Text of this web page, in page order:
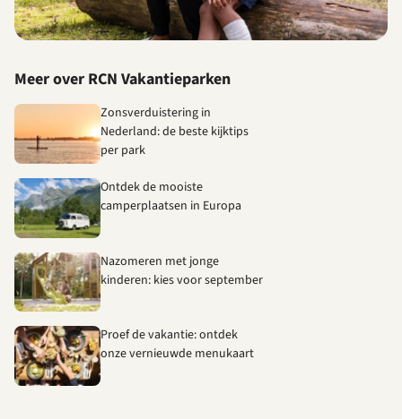
Meer over RCN Vakantieparken
Zonsverduistering in
Nederland: de beste kijktips
per park
Ontdek de mooiste
camperplaatsen in Europa
Nazomeren met jonge
kinderen: kies voor september
Proef de vakantie: ontdek
onze vernieuwde menukaart